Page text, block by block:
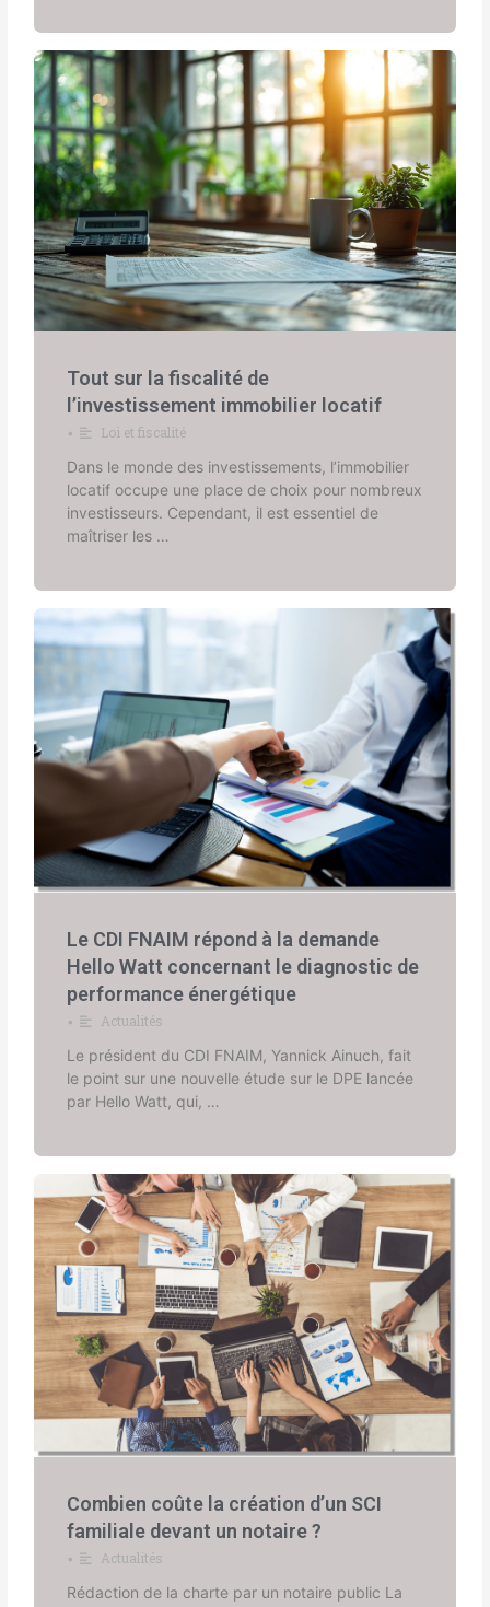
Tout sur la fiscalité de
l’investissement immobilier locatif
• Loi et fiscalité
Dans le monde des investissements, l’immobilier
locatif occupe une place de choix pour nombreux
investisseurs. Cependant, il est essentiel de
maîtriser les …
Le CDI FNAIM répond à la demande
Hello Watt concernant le diagnostic de
performance énergétique
• Actualités
Le président du CDI FNAIM, Yannick Ainuch, fait
le point sur une nouvelle étude sur le DPE lancée
par Hello Watt, qui, …
Combien coûte la création d’un SCI
familiale devant un notaire ?
• Actualités
Rédaction de la charte par un notaire public La